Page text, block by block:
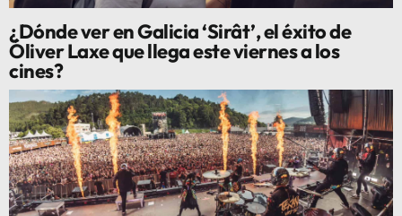
¿Dónde ver en Galicia ‘Sirât’, el éxito de
Óliver Laxe que llega este viernes a los
cines?